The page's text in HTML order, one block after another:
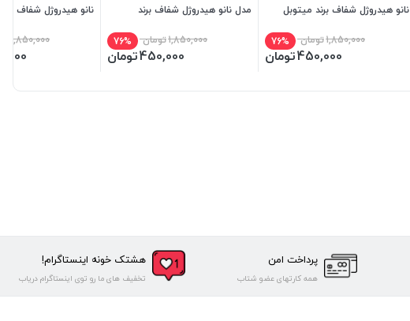
نانو هیدروژل شفاف برند میتوبل
1,850,000تومان 76%
450,000تومان
مدل نانو هیدروژل شفاف برند
1,850,000تومان 76%
450,000تومان
نانو هیدروژل شفاف
1,850,000
پرداخت امن
همه کارتهای عضو شتاب
هشتک خونه اینستاگرام!
تخفیف های ما رو توی اینستاگرام دریاب